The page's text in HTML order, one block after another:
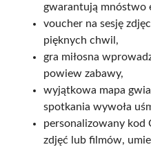
gwarantują mnóstwo
voucher na sesję
pięknych chwil,
gra miłosna
powiew zabawy,
wyjątkowa mapa
spotkania wywoła
personalizowany kod
zdjęć lub filmów,